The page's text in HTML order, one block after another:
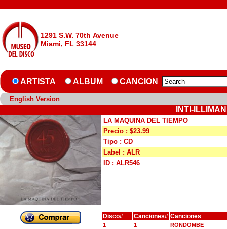
1291 S.W. 70th Avenue
Miami, FL 33144
ARTISTA ALBUM CANCION
English Version
INTI-
LA MAQUINA DEL TIEMPO
Precio : $23.99
Tipo : CD
Label : ALR
ID : ALR546
Disco# Canciones# Canciones
1 1
RONDOMBE